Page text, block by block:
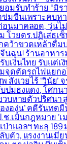
อมรับทำร้าย “มิร
มขืนเพราะคบห
อนมาคลอด, วุ่นไ
โวยตร.ปฏิเสธเซ็
คว้าขวดเหล้าดื่ม
นฉุน! ร้านอาหา
บเงินไทย รับแต่เ
จุดตัดรถไฟแยกอ
สังเวยไร้ ‘วินัย’
ปมธงแดง, โศก
วบหายตัวปริศนา
งองุ่น’ คดีรันทด
.เมินกฎหมาย ‘เ
ป่าแอลฯ ทะลุ 189
บตัว, แรงงานเมี